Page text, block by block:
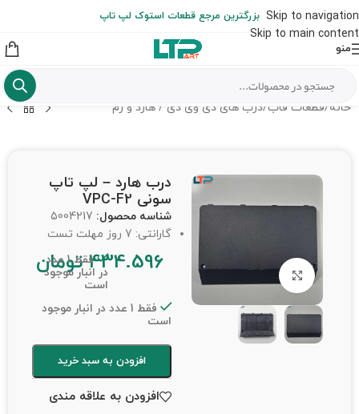
Skip to navigation
Skip to main content
از شهرستان به عهده مشتری است)
بزرگترین مرجع قطعات استوک لپ تاپ
منو
خانه /قطعات قاب/درب های دی وی دی / هارد و رم
برای بزرگنمایی کلیک کنید
درب هارد – لپ تاپ
سونی VPC-F2
شناسه محصول: 5004217
گارانتی: 7 روز مهلت تست
434.596 تومان
فقط 1 عدد
در انبار موجود
است
فقط 1 عدد در انبار موجود
است
افزودن به سبد خرید
افزودن به علاقه مندی